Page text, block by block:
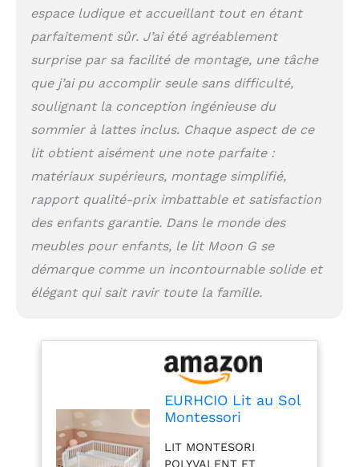
de haute qualité, ce lit
assure une durabilité
exceptionnelle pour un
usage intensif. La
60 cm offre un cadre
rassurant et délimité.
conçu pour résister au
temps, devenant un
meuble solide qui
sans perdre sa superbe.
DIMENSIONS IDÉALES
ET CONFORTABLES :
totales de 205 x 145 x
pour des matelas de
140 x 200 cm, il assure
un confort optimal pour
le repos et les activités.
vaste espace personnel
qui grandit avec lui pour
espace ludique et accueillant tout en étant
parfaitement sûr. J’ai été agréablement
surprise par sa facilité de montage, une tâche
que j’ai pu accomplir seule sans difficulté,
soulignant la conception ingénieuse du
sommier à lattes inclus. Chaque aspect de ce
lit obtient aisément une note parfaite :
matériaux supérieurs, montage simplifié,
rapport qualité-prix imbattable et satisfaction
des enfants garantie. Dans le monde des
meubles pour enfants, le lit Moon G se
démarque comme un incontournable solide et
élégant qui sait ravir toute la famille.
EURHCIO Lit au Sol
Montessori
Personnes avec
LIT MONTESORI
POLYVALENT ET